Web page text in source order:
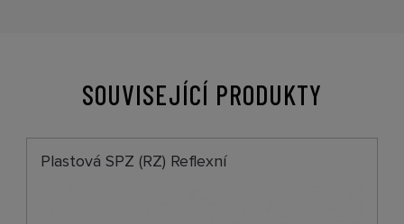
SOUVISEJÍCÍ PRODUKTY
Plastová SPZ (RZ) Reflexní